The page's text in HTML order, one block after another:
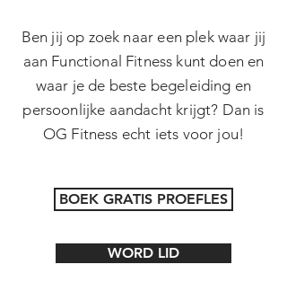
Ben jij op zoek naar een plek waar jij
aan Functional Fitness kunt doen en
waar je de beste begeleiding en
persoonlijke aandacht krijgt? Dan is
OG Fitness echt iets voor jou!
BOEK GRATIS PROEFLES
WORD LID